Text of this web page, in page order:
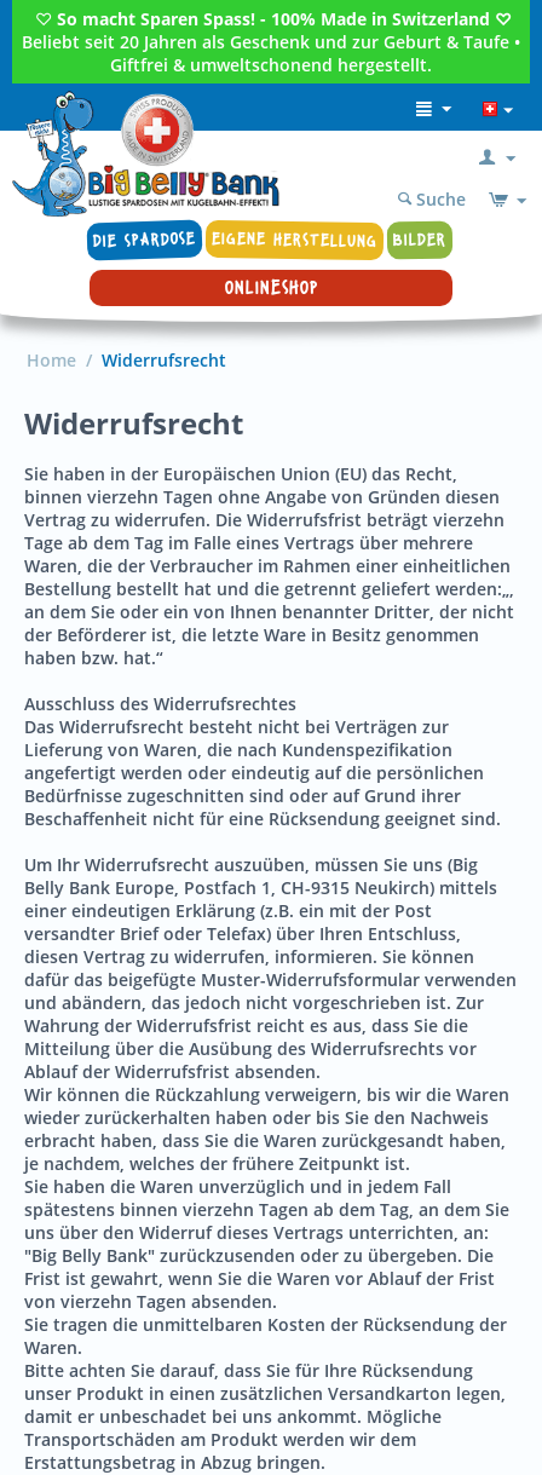
♡ So macht Sparen Spass! - 100% Made in Switzerland ♡
Beliebt seit 20 Jahren als Geschenk und zur Geburt & Taufe •
Giftfrei & umweltschonend hergestellt.
DIE SPARDOSE EIGENE HERSTELLUNG BILDER
Suche
ONLINESHOP
Home / Widerrufsrecht
Widerrufsrecht
Sie haben in der Europäischen Union (EU) das Recht,
binnen vierzehn Tagen ohne Angabe von Gründen diesen
Vertrag zu widerrufen. Die Widerrufsfrist beträgt vierzehn
Tage ab dem Tag im Falle eines Vertrags über mehrere
Waren, die der Verbraucher im Rahmen einer einheitlichen
Bestellung bestellt hat und die getrennt geliefert werden:„,
an dem Sie oder ein von Ihnen benannter Dritter, der nicht
der Beförderer ist, die letzte Ware in Besitz genommen
haben bzw. hat.“
Ausschluss des Widerrufsrechtes
Das Widerrufsrecht besteht nicht bei Verträgen zur
Lieferung von Waren, die nach Kundenspezifikation
angefertigt werden oder eindeutig auf die persönlichen
Bedürfnisse zugeschnitten sind oder auf Grund ihrer
Beschaffenheit nicht für eine Rücksendung geeignet sind.
Um Ihr Widerrufsrecht auszuüben, müssen Sie uns (Big
Belly Bank Europe, Postfach 1, CH-9315 Neukirch) mittels
einer eindeutigen Erklärung (z.B. ein mit der Post
versandter Brief oder Telefax) über Ihren Entschluss,
diesen Vertrag zu widerrufen, informieren. Sie können
dafür das beigefügte Muster-Widerrufsformular verwenden
und abändern, das jedoch nicht vorgeschrieben ist. Zur
Wahrung der Widerrufsfrist reicht es aus, dass Sie die
Mitteilung über die Ausübung des Widerrufsrechts vor
Ablauf der Widerrufsfrist absenden.
Wir können die Rückzahlung verweigern, bis wir die Waren
wieder zurückerhalten haben oder bis Sie den Nachweis
erbracht haben, dass Sie die Waren zurückgesandt haben,
je nachdem, welches der frühere Zeitpunkt ist.
Sie haben die Waren unverzüglich und in jedem Fall
spätestens binnen vierzehn Tagen ab dem Tag, an dem Sie
uns über den Widerruf dieses Vertrags unterrichten, an:
"Big Belly Bank" zurückzusenden oder zu übergeben. Die
Frist ist gewahrt, wenn Sie die Waren vor Ablauf der Frist
von vierzehn Tagen absenden.
Sie tragen die unmittelbaren Kosten der Rücksendung der
Waren.
Bitte achten Sie darauf, dass Sie für Ihre Rücksendung
unser Produkt in einen zusätzlichen Versandkarton legen,
damit er unbeschadet bei uns ankommt. Mögliche
Transportschäden am Produkt werden wir dem
Erstattungsbetrag in Abzug bringen.